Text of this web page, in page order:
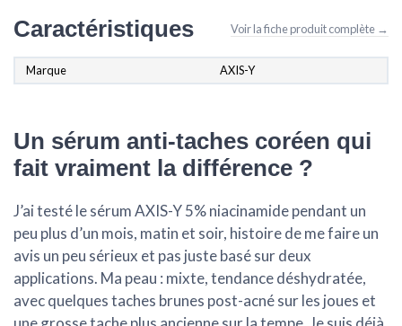
Caractéristiques Voir la fiche produit complète →
Marque AXIS-Y
Un sérum anti-taches coréen qui
fait vraiment la différence ?
J’ai testé le sérum AXIS-Y 5% niacinamide pendant un
peu plus d’un mois, matin et soir, histoire de me faire un
avis un peu sérieux et pas juste basé sur deux
applications. Ma peau : mixte, tendance déshydratée,
avec quelques taches brunes post-acné sur les joues et